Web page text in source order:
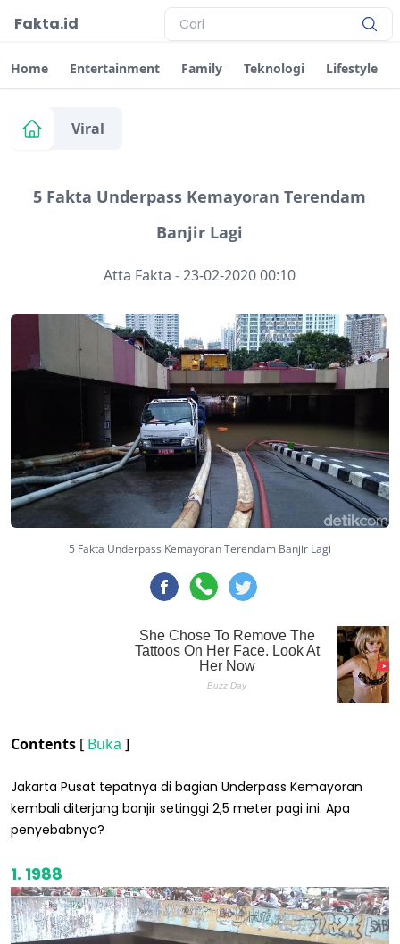
Fakta.id
Home Entertainment Family Teknologi Lifestyle
Viral
5 Fakta Underpass Kemayoran Terendam
Banjir Lagi
Atta Fakta -23-02-2020 00:10
5 Fakta Underpass Kemayoran Terendam Banjir Lagi
Contents [ Buka ]
Jakarta Pusat tepatnya di bagian Underpass Kemayoran
kembali diterjang banjir setinggi 2,5 meter pagi ini. Apa
penyebabnya?
1. 1988